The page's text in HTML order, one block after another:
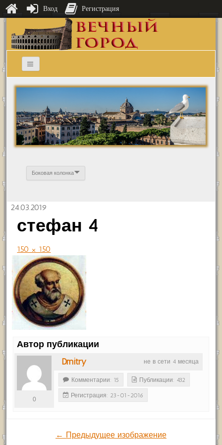
Боковая колонка
24.03.2019
стефан 4
150 × 150
Автор публикации
не в сети 4 месяца
Dmitry
0
Комментарии: 15 Публикации: 432
Регистрация: 23-01-2016
← Предыдущее изображение
Вход Регистрация